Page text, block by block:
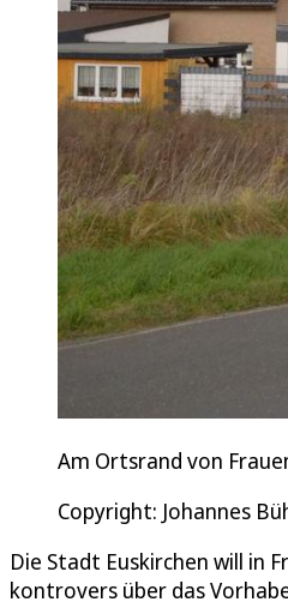
Am Ortsrand von
Copyright: Johannes
Die Stadt Euskirchen will in
kontrovers über das